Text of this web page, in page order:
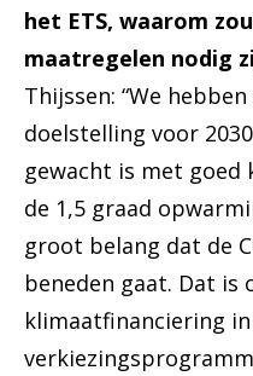
het ETS, waarom
maatregelen nodig
Thijssen: “We
doelstelling voor
gewacht is met goed
de 1,5 graad
groot belang dat de
beneden gaat. Dat is
klimaatfinanciering